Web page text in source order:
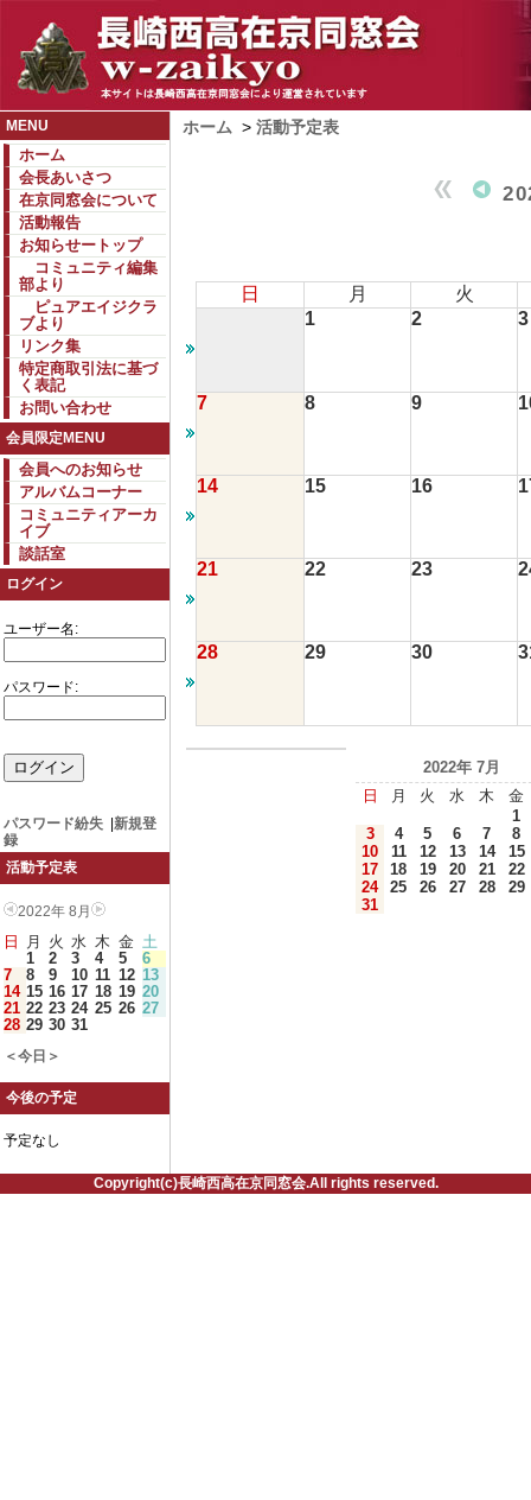
MENU
ホーム
会長あいさつ
在京同窓会について
活動報告
お知らせートップ
コミュニティ編集
部より
ピュアエイジクラ
ブより
リンク集
特定商取引法に基づ
く表記
お問い合わせ
会員限定MENU
会員へのお知らせ
アルバムコーナー
コミュニティアーカ
イブ
談話室
ログイン
ユーザー名:
パスワード:
パスワード紛失
新規登
録
活動予定表
2022年 8月
日 月 火 水 木 金 土
1
2 3 4 5
6
7
8 9 10 11 12 13
14 15 16 17 18 19 20
21 22 23 24 25 26 27
28 29 30 31
＜今日＞
今後の予定
予定なし
ホーム > 活動予定表
日 月
火
1
2 3
7 8 9
14 15 16
21 22 23
28 29 30
2022年 7月
日
月 火 水 木
金
1
3
4 5 6 7
8
10
11 12 13 14
15
17
18 19 20 21
22
24
25 26 27 28
29
31
Copyright(c)長崎西高在京同窓会.All rights reserved.